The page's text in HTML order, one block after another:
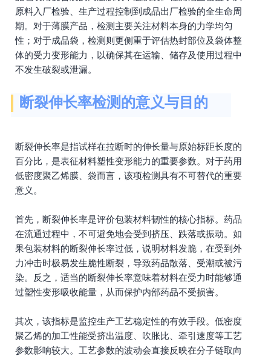
原料入厂检验、生产过程控制到成品出厂检验的全生命周
期。对于薄膜产品，检测主要关注材料本身的力学均匀
性；对于成品袋，检测则更侧重于评估热封部位及袋体整
体的受力变形能力，以确保其在运输、储存及使用过程中
不发生破裂或泄漏。
断裂伸长率检测的意义与目的
断裂伸长率是指试样在拉断时的伸长量与原始标距长度的
百分比，是表征材料塑性变形能力的重要参数。对于药用
低密度聚乙烯膜、袋而言，该项检测具有不可替代的重要
意义。
首先，断裂伸长率是评价包装材料韧性的核心指标。药品
在流通过程中，不可避免地会受到挤压、跌落或振动。如
果包装材料的断裂伸长率过低，说明材料发脆，在受到外
力冲击时极易发生脆性断裂，导致药品散落、受潮或被污
染。反之，适当的断裂伸长率意味着材料在受力时能够通
过塑性变形吸收能量，从而保护内部药品不受损害。
其次，该指标是监控生产工艺稳定性的有效手段。低密度
聚乙烯的加工性能受挤出温度、吹胀比、牵引速度等工艺
参数影响较大。工艺参数的波动会直接反映在分子链取向